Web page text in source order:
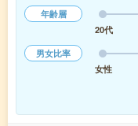
年齢層
20代
男女比率
女性